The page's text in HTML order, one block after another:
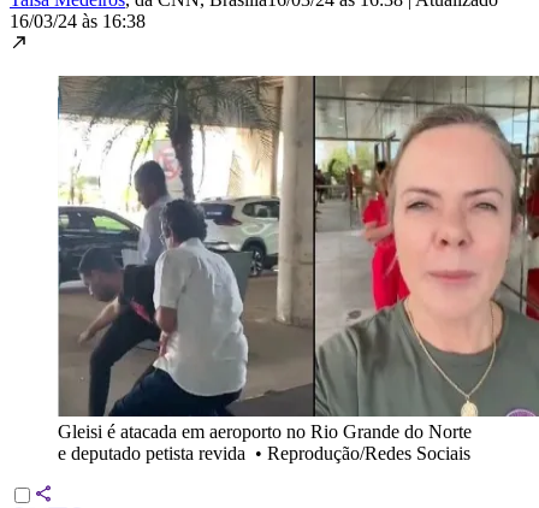
16/03/24 às 16:38
Gleisi é atacada em aeroporto no Rio Grande do Norte
e deputado petista revida • Reprodução/Redes Sociais